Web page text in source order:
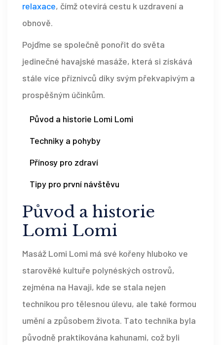
relaxace, čímž otevírá cestu k uzdravení a
obnově.
Pojďme se společně ponořit do světa
jedinečné havajské masáže, která si získává
stále více příznivců díky svým překvapivým a
prospěšným účinkům.
Původ a historie Lomi Lomi
Techniky a pohyby
Přínosy pro zdraví
Tipy pro první návštěvu
Původ a historie
Lomi Lomi
Masáž Lomi Lomi má své kořeny hluboko ve
starověké kultuře polynéských ostrovů,
zejména na Havaji, kde se stala nejen
technikou pro tělesnou úlevu, ale také formou
umění a způsobem života. Tato technika byla
původně praktikována kahunami, což byli